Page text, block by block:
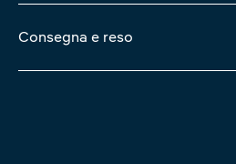
Consegna e reso